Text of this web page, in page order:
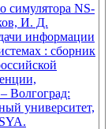
симулятора NS-
И. Д.
информации
: сборник
Волгоград:
университет,